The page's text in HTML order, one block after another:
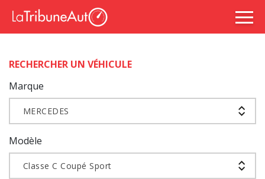
RECHERCHER UN VÉHICULE
Marque
MERCEDES
Modèle
Classe C Coupé Sport